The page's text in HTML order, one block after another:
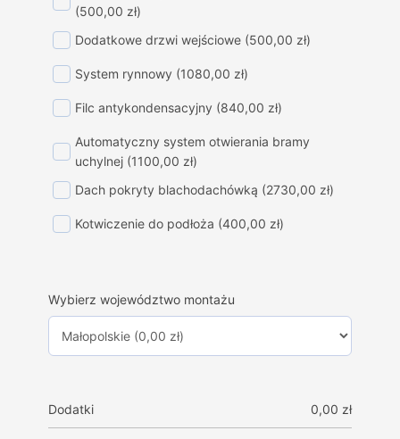
(500,00 zł)
Dodatkowe drzwi wejściowe (500,00 zł)
System rynnowy (1080,00 zł)
Filc antykondensacyjny (840,00 zł)
Automatyczny system otwierania bramy
uchylnej (1100,00 zł)
Dach pokryty blachodachówką (2730,00 zł)
Kotwiczenie do podłoża (400,00 zł)
Wybierz województwo montażu
Dodatki 0,00 zł